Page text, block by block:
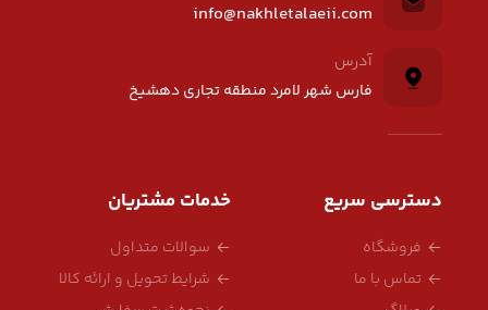
info@nakhletalaeii.com
آدرس
فارس شهر لامرد منطقه تجاری دهشیخ
دسترسی سریع
فروشگاه
تماس با ما
خدمات مشتریان
سوالات متداول
شرایط تحویل و ارائه کالا